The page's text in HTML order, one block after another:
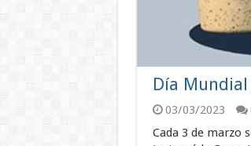
Día
03/03/2023
Cada 3 de marzo